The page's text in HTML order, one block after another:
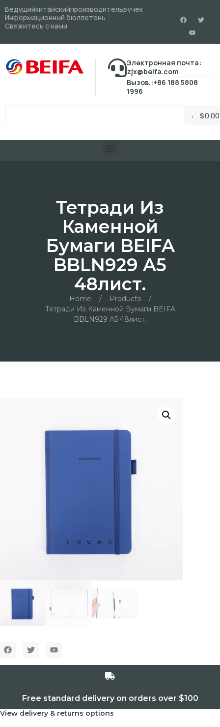
Ведущийкитайскийпроизводительручек
Информационный бюллетень
Свяжитесь с нами
Электронная почта:
zjx@beifa.com
Вызов.:+86 188 5808
1996
$0.00
Тетради Из
Каменной
Бумаги BEIFA
BBLN929 A5
48лист.
Home / Products
/
Тетради Из Каменной Бумаги BEIFA
BBLN929 A5 48лист.
Free standard delivery on orders over $100
View delivery & returns options